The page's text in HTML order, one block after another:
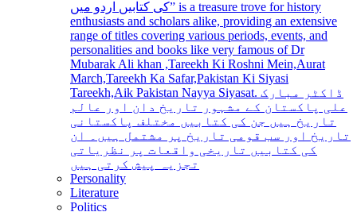
کی کتابیں اردو میں” is a treasure trove for history
enthusiasts and scholars alike, providing an extensive
range of titles covering various periods, events, and
personalities and books like very famous of Dr
Mubarak Ali khan ,Tareekh Ki Roshni Mein,Aurat
March,Tareekh Ka Safar,Pakistan Ki Siyasi
Tareekh,Aik Pakistan Nayya Siyasat. ڈاکٹر مبارک
علی پاکستان کے مشہور تاریخ دان اور عالم
تاریخ ہیں جن کی کتابیں مختلف پاکستانی
تاریخ اور سب قومی تاریخ پر مشتمل ہیں۔ ان
کی کتابیں تاریخی واقعات پر نظریاتی
تجزیہ پیش کرتی ہیں
Personality
Literature
Politics